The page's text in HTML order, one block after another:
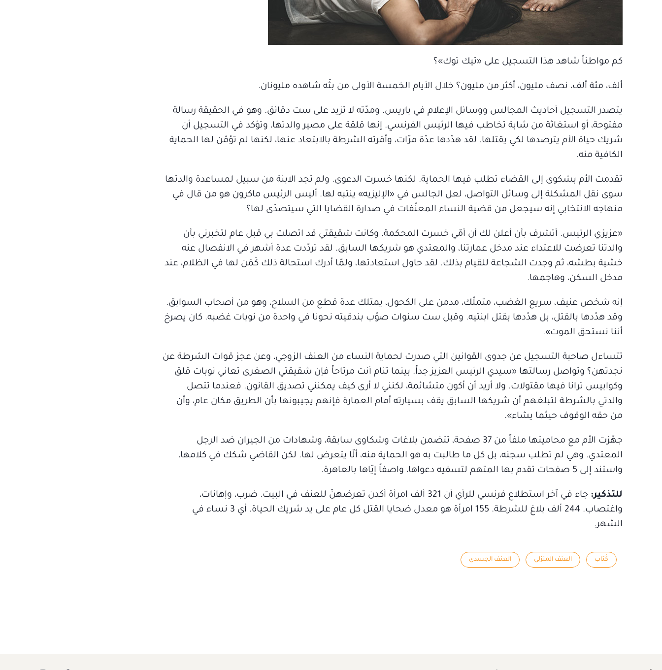
كم مواطناً شاهد هذا التسجيل على «تيك توك»؟
ألف، مئة ألف، نصف مليون، أكثر من مليون؟ خلال الأيام الخمسة الأولى من بثّه شاهده مليونان.
يتصدر التسجيل أحاديث المجالس ووسائل الإعلام في باريس. ومدّته لا تزيد على ست دقائق. وهو في الحقيقة رسالة
مفتوحة، أو استغاثة من شابة تخاطب فيها الرئيس الفرنسي. إنها قلقة على مصير والدتها، وتؤكد في التسجيل أن
شريك حياة الأم يترصدها لكي يقتلها. لقد هدّدها عدّة مرّات، وأمَرته الشرطة بالابتعاد عنها، لكنها لم تؤمّن لها الحماية
الكافية منه.
تقدمت الأم بشكوى إلى القضاء تطلب فيها الحماية. لكنها خسرت الدعوى. ولم تجد الابنة من سبيل لمساعدة والدتها
سوى نقل المشكلة إلى وسائل التواصل، لعل الجالس في «الإليزيه» ينتبه لها. أليس الرئيس ماكرون هو من قال في
منهاجه الانتخابي إنه سيجعل من قضية النساء المعنّفات في صدارة القضايا التي سيتصدّى لها؟
«عزيزي الرئيس. أتشرف بأن أعلن لك أن أمّي خسرت المحكمة. وكانت شقيقتي قد اتصلت بي قبل عام لتخبرني بأن
والدتنا تعرضت للاعتداء عند مدخل عمارتنا، والمعتدي هو شريكها السابق. لقد تردّدت عدة أشهر في الانفصال عنه
خشية بطشه، ثم وجدت الشجاعة للقيام بذلك. لقد حاول استعادتها، ولمّا أدرك استحالة ذلك كَمَن لها في الظلام، عند
مدخل السكن، وهاجمها.
إنه شخص عنيف، سريع الغضب، متملّك، مدمن على الكحول، يمتلك عدة قطع من السلاح، وهو من أصحاب السوابق.
وقد هدّدها بالقتل، بل هدّدها بقتل ابنتيه. وقبل ست سنوات صوّب بندقيته نحونا في واحدة من نوبات غضبه. كان يصرخ
أننا نستحق الموت».
تتساءل صاحبة التسجيل عن جدوى القوانين التي صدرت لحماية النساء من العنف الزوجي، وعن عجز قوات الشرطة عن
نجدتهن؟ وتواصل رسالتها «سيدي الرئيس العزيز جداً. بينما تنام أنت مرتاحاً فإن شقيقتي الصغرى تعاني نوبات قلق
وكوابيس ترانا فيها مقتولات. ولا أريد أن أكون متشائمة، لكنني لا أرى كيف يمكنني تصديق القانون. فعندما تتصل
والدتي بالشرطة لتبلغهم أن شريكها السابق يقف بسيارته أمام العمارة فإنهم يجيبونها بأن الطريق مكان عام، وأن
من حقه الوقوف حيثما يشاء».
جهّزت الأم مع محاميتها ملفاً من 37 صفحة، تتضمن بلاغات وشكاوى سابقة، وشهادات من الجيران ضد الرجل
المعتدي. وهي لم تطلب سجنه، بل كل ما طالبت به هو الحماية منه، ألّا يتعرض لها. لكن القاضي شكك في كلامها،
واستند إلى 5 صفحات تقدم بها المتهم لتسفيه دعواها، واصفاً إيّاها بالعاهرة.
للتذكير:
جاء في آخر استطلاع فرنسي للرأي أن 321 ألف امرأة أكدن تعرضهنّ للعنف في البيت. ضرب، وإهانات،
واغتصاب. 244 ألف بلاغ للشرطة. 155 امرأة هو معدل ضحايا القتل كل عام على يد شريك الحياة. أي 3 نساء في
الشهر.
كُتاب العنف المنزلي العنف الجسدي